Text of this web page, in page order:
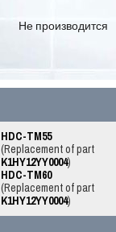
Не производится
HDC-TM55
(Replacement of part
K1HY12YY0004)
HDC-TM60
(Replacement of part
K1HY12YY0004)